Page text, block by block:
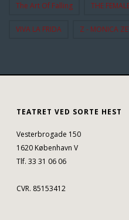
The Art Of Falling THE
VIVA LA FRIDA Z - MONICA
TEATRET VED SORTE HEST
Vesterbrogade 150
1620 København V
Tlf. 33 31 06 06
CVR. 85153412